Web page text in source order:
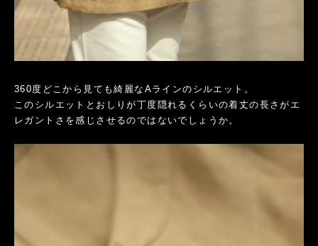
360度どこから見ても綺麗なAラインのシルエット。
このシルエットとおしりが丁度隠れるくらいの着丈の長さがエ
レガントさを感じさせるのではないでしょうか。